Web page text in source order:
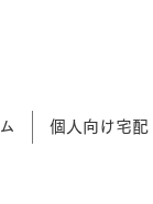
個人向け宅配